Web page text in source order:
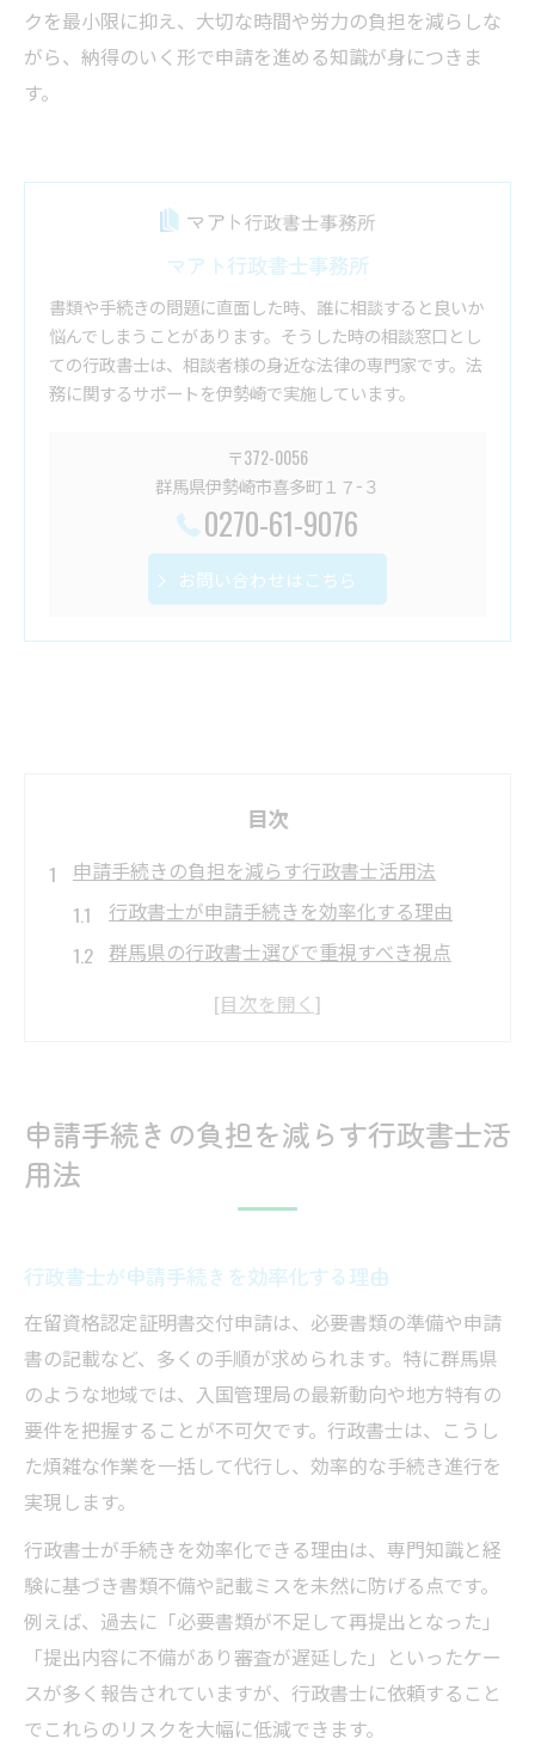
クを最小限に抑え、大切な時間や労力の負担を減らしな
がら、納得のいく形で申請を進める知識が身につきま
す。
マアト行政書士事務所
書類や手続きの問題に直面した時、誰に相談すると良いか
悩んでしまうことがあります。そうした時の相談窓口とし
ての行政書士は、相談者様の身近な法律の専門家です。法
務に関するサポートを伊勢崎で実施しています。
〒372-0056
群馬県伊勢崎市喜多町１７−３
0270-61-9076
お問い合わせはこちら
目次
申請手続きの負担を減らす行政書士活用法
行政書士が申請手続きを効率化する理由
群馬県の行政書士選びで重視すべき視点
行政書士と進める在留資格申請の安心感
群馬県における在留資格申請の流れと留意点
行政書士が解説する群馬県申請の流れ
行政書士と進める必要書類の準備方法
行政書士の助言によるミス防止ポイント
専門家視点で見た安心の申請サポート術
行政書士が申請サポートで重視する点
在留資格認定申請の失敗例と回避策
行政書士による丁寧なヒアリングの重要性
専門家のアドバイスで安心感が高まる理由
行政書士による書類整備のサポート体制
複雑な在留資格も行政書士に任せて安心
行政書士なら複雑な申請も一括対応可能
複数類型の在留資格申請も行政書士で安心
行政書士が解説する書類作成のポイント
申請手続きの負担を減らす行政書士活
用法
行政書士が申請手続きを効率化する理由
在留資格認定証明書交付申請は、必要書類の準備や申請
書の記載など、多くの手順が求められます。特に群馬県
のような地域では、入国管理局の最新動向や地方特有の
要件を把握することが不可欠です。行政書士は、こうし
た煩雑な作業を一括して代行し、効率的な手続き進行を
実現します。
行政書士が手続きを効率化できる理由は、専門知識と経
験に基づき書類不備や記載ミスを未然に防げる点です。
例えば、過去に「必要書類が不足して再提出となった」
「提出内容に不備があり審査が遅延した」といったケー
スが多く報告されていますが、行政書士に依頼すること
でこれらのリスクを大幅に低減できます。